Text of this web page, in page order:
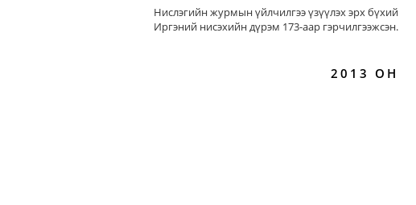
Нислэгийн журмын үйлчилгээ үзүүлэх эрх бүхий
Иргэний нисэхийн дүрэм 173-аар гэрчилгээжсэн.
2013 ОН